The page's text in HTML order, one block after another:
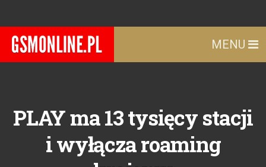
MENU
PLAY ma 13 tysięcy stacji
i wyłącza roaming